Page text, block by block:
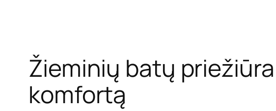
Žieminių batų
komfortą